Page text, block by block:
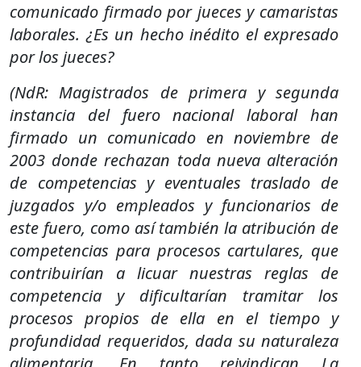
comunicado firmado por jueces y camaristas
laborales. ¿Es un hecho inédito el expresado
por los jueces?
(NdR: Magistrados de primera y segunda
instancia del fuero nacional laboral han
firmado un comunicado en noviembre de
2003 donde rechazan toda nueva alteración
de competencias y eventuales traslado de
juzgados y/o empleados y funcionarios de
este fuero, como así también la atribución de
competencias para procesos cartulares, que
contribuirían a licuar nuestras reglas de
competencia y dificultarían tramitar los
procesos propios de ella en el tiempo y
profundidad requeridos, dada su naturaleza